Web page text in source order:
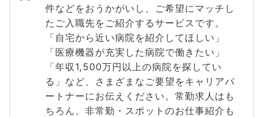
件などをおうかがいし、ご希望にマッチし
たご入職先をご紹介するサービスです。
「自宅から近い病院を紹介してほしい」
「医療機器が充実した病院で働きたい」
「年収1,500万円以上の病院を探してい
る」など、さまざまなご要望をキャリアパ
ートナーにお伝えください。常勤求人はも
ちろん、非常勤・スポットのお仕事紹介も